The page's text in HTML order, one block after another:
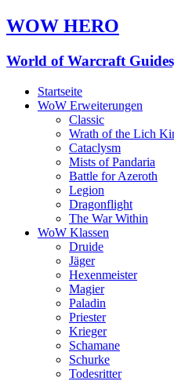
WOW HERO
World of Warcraft
Startseite
WoW Erweiterungen
Classic
Wrath of the Lich
Cataclysm
Mists of Pandaria
Battle for Azeroth
Legion
Dragonflight
The War Within
WoW Klassen
Druide
Jäger
Hexenmeister
Magier
Paladin
Priester
Krieger
Schamane
Schurke
Todesritter